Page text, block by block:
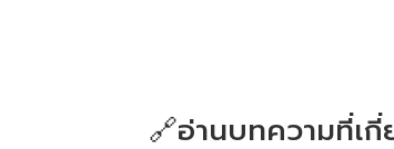
🔗อ่านบทความที่เ